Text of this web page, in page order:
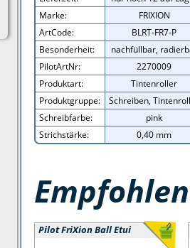
Marke:
FRIXION
ArtCode:
BLRT-FR7-P
Besonderheit:
nachfüllbar,
PilotArtNr:
2270009
Produktart:
Tintenroller
Produktgruppe:
Schreiben,
Schreibfarbe:
pink
Strichstärke:
0,40 mm
Pilot FriXion Ball Etui